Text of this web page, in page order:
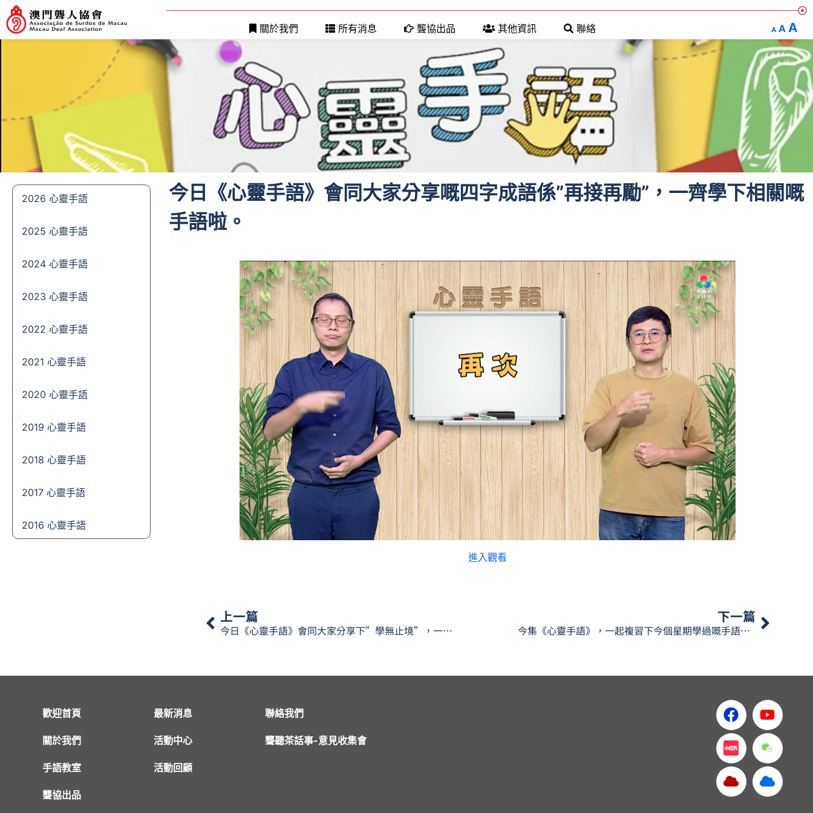
關於我們 所有消息 聾協出品 其他資訊 聯絡 A A A
2026 心靈手語
2025 心靈手語
2024 心靈手語
2023 心靈手語
2022 心靈手語
2021 心靈手語
2020 心靈手語
2019 心靈手語
2018 心靈手語
2017 心靈手語
2016 心靈手語
今日《心靈手語》會同大家分享嘅四字成語係”再接再勵”，一齊學下相關嘅
手語啦。
進入觀看
上一篇
今日《心靈手語》會同大家分享下”學無止境”，一齊學下相關嘅手語啦。
下一篇
今集《心靈手語》，一起複習下今個星期學過嘅手語生字啦。
歡迎首頁
關於我們
手語教室
聾協出品
最新消息
活動中心
活動回顧
聯絡我們
聾聽茶話事-意見收集會